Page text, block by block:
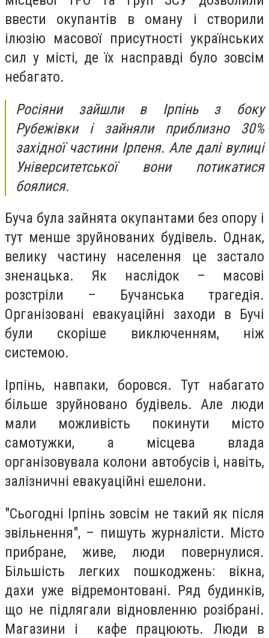
ввести окупантів в оману і створили
ілюзію масової присутності українських
сил у місті, де їх насправді було зовсім
небагато.
Росіяни зайшли в Ірпінь з боку
Рубежівки і зайняли приблизно 30%
західної частини Ірпеня. Але далі вулиці
Університетської вони потикатися
боялися.
Буча була зайнята окупантами без опору і
тут менше зруйнованих будівель. Однак,
велику частину населення це застало
зненацька. Як наслідок – масові
розстріли – Бучанська трагедія.
Організовані евакуаційні заходи в Бучі
були скоріше виключенням, ніж
системою.
Ірпінь, навпаки, боровся. Тут набагато
більше зруйновано будівель. Але люди
мали можливість покинути місто
самотужки, а місцева влада
організовувала колони автобусів і, навіть,
залізничні евакуаційні ешелони.
"Сьогодні Ірпінь зовсім не такий як після
звільнення", – пишуть журналісти. Місто
прибране, живе, люди повернулися.
Більшість легких пошкоджень: вікна,
дахи уже відремонтовані. Ряд будинків,
що не підлягали відновленню розібрані.
Магазини і кафе працюють. Люди в